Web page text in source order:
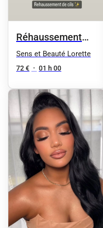
Réhaussement
des cils + Teinture
offerte
Sens et Beauté Lorette
72 € • 01 h 00